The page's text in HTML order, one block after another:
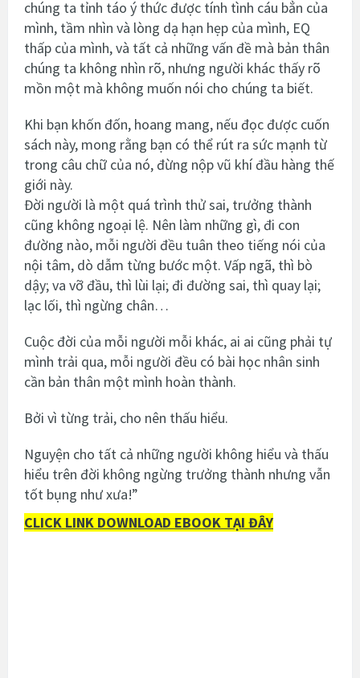
chúng ta tỉnh táo ý thức được tính tình cáu bẳn của
mình, tầm nhìn và lòng dạ hạn hẹp của mình, EQ
thấp của mình, và tất cả những vấn đề mà bản thân
chúng ta không nhìn rõ, nhưng người khác thấy rõ
mồn một mà không muốn nói cho chúng ta biết.
Khi bạn khốn đốn, hoang mang, nếu đọc được cuốn
sách này, mong rằng bạn có thể rút ra sức mạnh từ
trong câu chữ của nó, đừng nộp vũ khí đầu hàng thế
giới này.
Đời người là một quá trình thử sai, trưởng thành
cũng không ngoại lệ. Nên làm những gì, đi con
đường nào, mỗi người đều tuân theo tiếng nói của
nội tâm, dò dẫm từng bước một. Vấp ngã, thì bò
dậy; va vỡ đầu, thì lùi lại; đi đường sai, thì quay lại;
lạc lối, thì ngừng chân…
Cuộc đời của mỗi người mỗi khác, ai ai cũng phải tự
mình trải qua, mỗi người đều có bài học nhân sinh
cần bản thân một mình hoàn thành.
Bởi vì từng trải, cho nên thấu hiểu.
Nguyện cho tất cả những người không hiểu và thấu
hiểu trên đời không ngừng trưởng thành nhưng vẫn
tốt bụng như xưa!”
CLICK LINK DOWNLOAD EBOOK TẠI ĐÂY